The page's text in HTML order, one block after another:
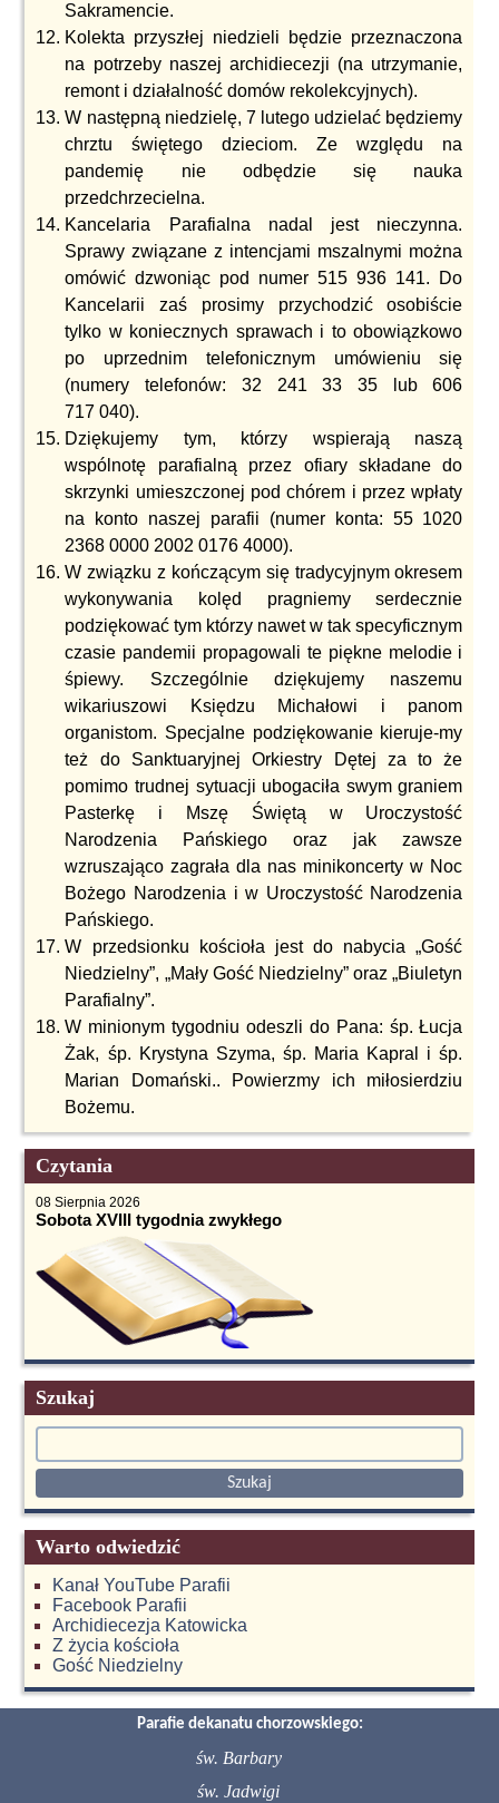
Sakramencie.
Kolekta przyszłej niedzieli będzie przeznaczona
na potrzeby naszej archidiecezji (na utrzymanie,
remont i działalność domów rekolekcyjnych).
W następną niedzielę, 7 lutego udzielać będziemy
chrztu świętego dzieciom. Ze względu na
pandemię nie odbędzie się nauka
przedchrzecielna.
Kancelaria Parafialna nadal jest nieczynna.
Sprawy związane z intencjami mszalnymi można
omówić dzwoniąc pod numer 515 936 141. Do
Kancelarii zaś prosimy przychodzić osobiście
tylko w koniecznych sprawach i to obowiązkowo
po uprzednim telefonicznym umówieniu się
(numery telefonów: 32 241 33 35 lub 606
717 040).
Dziękujemy tym, którzy wspierają naszą
wspólnotę parafialną przez ofiary składane do
skrzynki umieszczonej pod chórem i przez wpłaty
na konto naszej parafii (numer konta: 55 1020
2368 0000 2002 0176 4000).
W związku z kończącym się tradycyjnym okresem
wykonywania kolęd pragniemy serdecznie
podziękować tym którzy nawet w tak specyficznym
czasie pandemii propagowali te piękne melodie i
śpiewy. Szczególnie dziękujemy naszemu
wikariuszowi Księdzu Michałowi i panom
organistom. Specjalne podziękowanie kieruje-my
też do Sanktuaryjnej Orkiestry Dętej za to że
pomimo trudnej sytuacji ubogaciła swym graniem
Pasterkę i Mszę Świętą w Uroczystość
Narodzenia Pańskiego oraz jak zawsze
wzruszająco zagrała dla nas minikoncerty w Noc
Bożego Narodzenia i w Uroczystość Narodzenia
Pańskiego.
W przedsionku kościoła jest do nabycia „Gość
Niedzielny”, „Mały Gość Niedzielny” oraz „Biuletyn
Parafialny”.
W minionym tygodniu odeszli do Pana: śp. Łucja
Żak, śp. Krystyna Szyma, śp. Maria Kapral i śp.
Marian Domański.. Powierzmy ich miłosierdziu
Bożemu.
Czytania
08 Sierpnia 2026
Sobota XVIII tygodnia zwykłego
Szukaj
Warto odwiedzić
Kanał YouTube Parafii
Facebook Parafii
Archidiecezja Katowicka
Z życia kościoła
Gość Niedzielny
Parafie dekanatu chorzowskiego:
św. Barbary
św. Jadwigi